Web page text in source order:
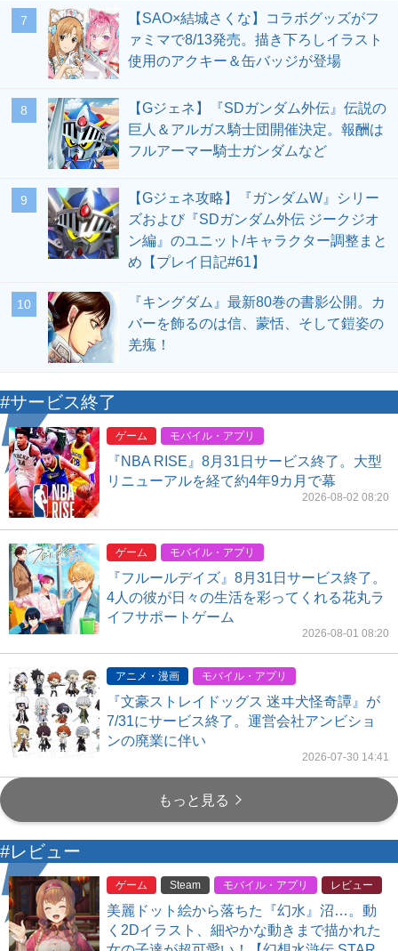
7
【SAO×結城さくな】コラボグッズがフ
ァミマで8/13発売。描き下ろしイラスト
使用のアクキー＆缶バッジが登場
8
【Gジェネ】『SDガンダム外伝』伝説の
巨人＆アルガス騎士団開催決定。報酬は
フルアーマー騎士ガンダムなど
9
【Gジェネ攻略】『ガンダムW』シリー
ズおよび『SDガンダム外伝 ジークジオ
ン編』のユニット/キャラクター調整まと
め【プレイ日記#61】
10
『キングダム』最新80巻の書影公開。カ
バーを飾るのは信、蒙恬、そして鎧姿の
羌瘣！
#サービス終了
ゲーム モバイル・アプリ
『NBA RISE』8月31日サービス終了。大型
リニューアルを経て約4年9カ月で幕
2026-08-02 08:20
ゲーム モバイル・アプリ
『フルールデイズ』8月31日サービス終了。
4人の彼が日々の生活を彩ってくれる花丸ラ
イフサポートゲーム
2026-08-01 08:20
アニメ・漫画 モバイル・アプリ
『文豪ストレイドッグス 迷ヰ犬怪奇譚』が
7/31にサービス終了。運営会社アンビショ
ンの廃業に伴い
2026-07-30 14:41
もっと見る
#レビュー
ゲーム Steam モバイル・アプリ レビュー
美麗ドット絵から落ちた『幻水』沼…。動
く2Dイラスト、細やかな動きまで描かれた